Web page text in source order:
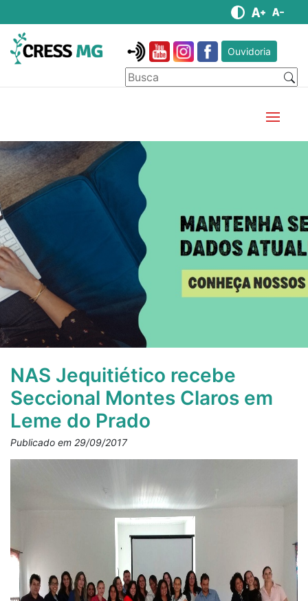
Ouvidoria
NAS Jequitiético recebe
Seccional Montes Claros em
Leme do Prado
Publicado em 29/09/2017